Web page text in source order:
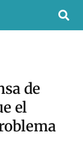
de
el